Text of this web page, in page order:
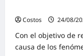
Costos
24/08/
Con el objetivo de
causa de los